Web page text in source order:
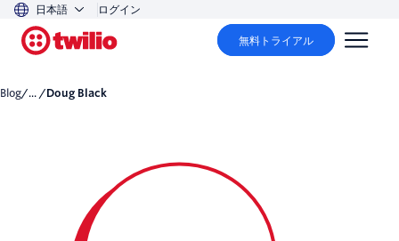
日本語 ログイン
無料トライアル
Blog/... / Doug Black